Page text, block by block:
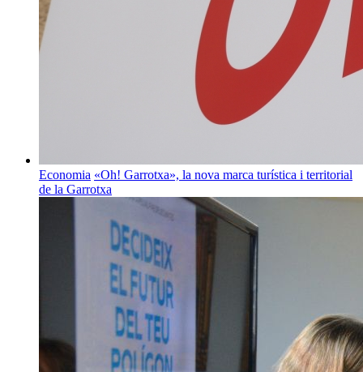
Economia «Oh! Garrotxa», la nova marca turística i territorial
de la Garrotxa